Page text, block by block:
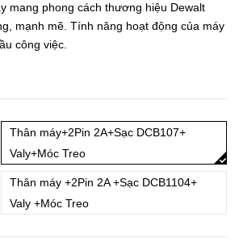
mang phong cách thương hiệu Dewalt
mạnh mẽ. Tính năng hoạt động của máy
công việc.
Thân máy+2Pin 2A+Sạc DCB107+
Valy+Móc Treo
Thân máy +2Pin 2A +Sạc DCB1104+
Valy +Móc Treo